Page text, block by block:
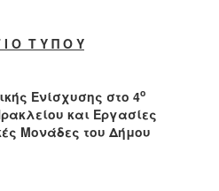
Ι Ο Τ Υ Π Ο Υ
Ενίσχυσης στο 4ο
και Εργασίες
Μονάδες του Δήμου